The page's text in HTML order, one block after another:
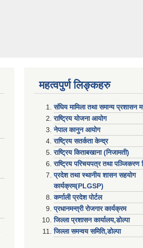
महत्वपुर्ण लिङ्कहरु
संघिय मामिला तथा समान्य प्रशासन
राष्ट्रिय योजना आयोग
नेपाल कानुन आयोग
राष्ट्रिय सतर्कता केन्द्र
राष्ट्रिय किताबखाना (निजामती)
राष्ट्रिय परिचयपत्र तथा पञ्जिकरण
प्रदेश तथा स्थानीय शासन सहयाेग
कार्यक्रम(PLGSP)
कर्णाली प्रदेश पोर्टल
प्रधानमन्त्री राेजगार कार्यक्रम
जिल्ला प्रशासन कार्यालय,डोल्पा
जिल्ला समन्वय समिति,डोल्प